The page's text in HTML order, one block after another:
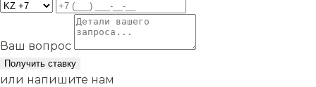
Ваш вопрос
Получить ставку
или напишите нам